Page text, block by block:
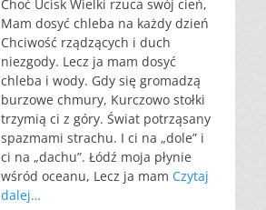
Choć Ucisk Wielki rzuca swój cień,
Mam dosyć chleba na każdy dzień
Chciwość rządzących i duch
niezgody. Lecz ja mam dosyć
chleba i wody. Gdy się gromadzą
burzowe chmury, Kurczowo stołki
trzymią ci z góry. Świat potrząsany
spazmami strachu. I ci na „dole” i
ci na „dachu”. Łódź moja płynie
wśród oceanu, Lecz ja mam Czytaj
dalej…